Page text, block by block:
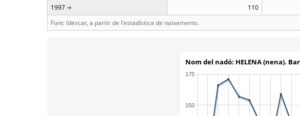
1997
110
Font: Idescat, a partir de l'estadística de naixements.